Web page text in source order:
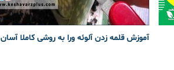
آموزش قلمه زدن آلوئه ورا به روشی کاملا آسان